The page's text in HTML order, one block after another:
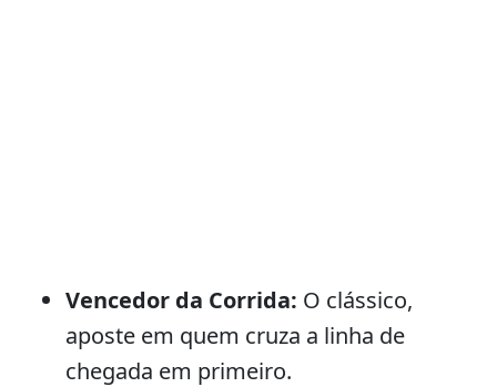
Vencedor da Corrida: O clássico,
aposte em quem cruza a linha de
chegada em primeiro.